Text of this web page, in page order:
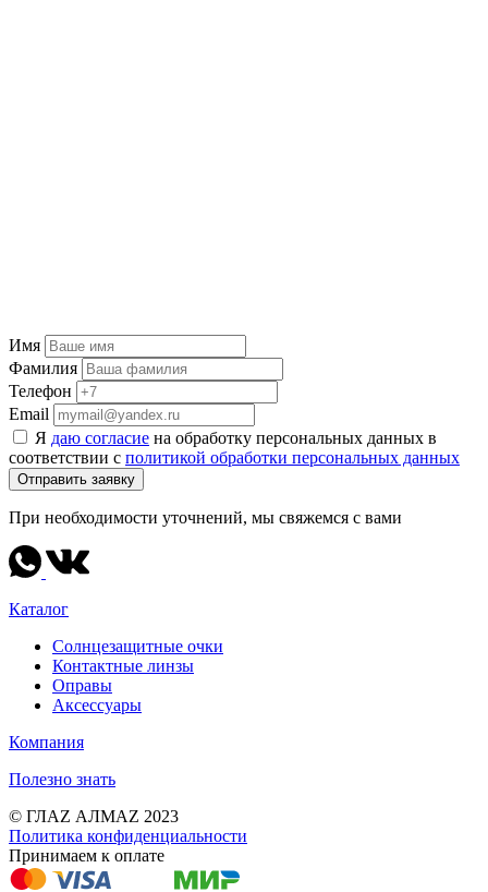
Имя
Фамилия
Телефон
Email
Я даю согласие на обработку персональных данных в
соответствии с политикой обработки персональных данных
Отправить заявку
При необходимости уточнений, мы свяжемся с вами
Каталог
Солнцезащитные очки
Контактные линзы
Оправы
Аксессуары
Компания
Полезно знать
© ГЛАZ АЛМАZ 2023
Политика конфиденциальности
Принимаем к оплате